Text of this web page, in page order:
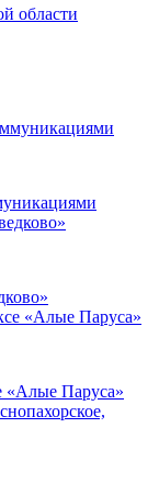
области
«Алые Паруса»